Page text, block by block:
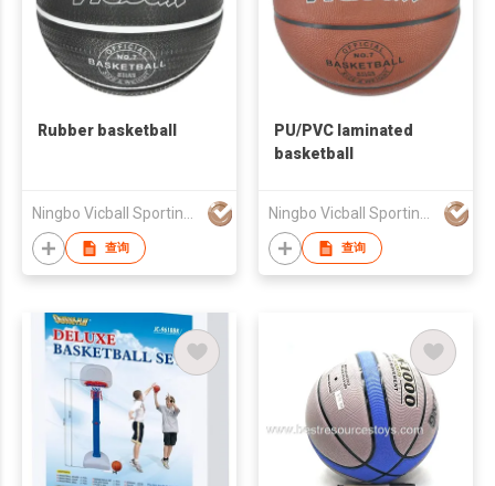
Rubber basketball
查询
PU/PVC laminated
basketball
查询